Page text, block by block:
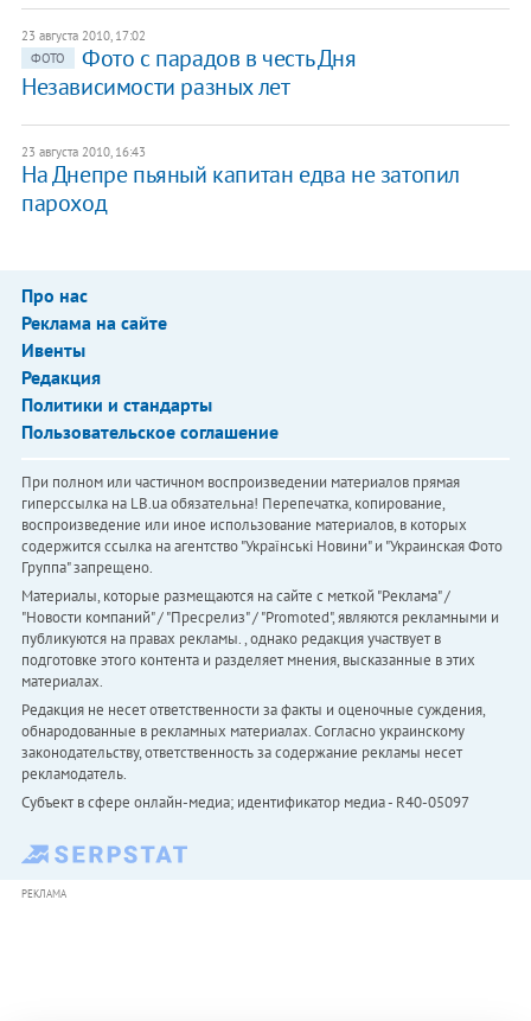
23 августа 2010, 17:02
ФОТО
Фото с парадов в честь Дня
Независимости разных лет
23 августа 2010, 16:43
На Днепре пьяный капитан едва не затопил
пароход
Про нас
Реклама на сайте
Ивенты
Редакция
Политики и стандарты
Пользовательское соглашение
При полном или частичном воспроизведении материалов прямая
гиперссылка на LB.ua обязательна! Перепечатка, копирование,
воспроизведение или иное использование материалов, в которых
содержится ссылка на агентство "Українськi Новини" и "Украинская Фото
Группа" запрещено.
Материалы, которые размещаются на сайте с меткой "Реклама" /
"Новости компаний" / "Пресрелиз" / "Promoted", являются рекламными и
публикуются на правах рекламы. , однако редакция участвует в
подготовке этого контента и разделяет мнения, высказанные в этих
материалах.
Редакция не несет ответственности за факты и оценочные суждения,
обнародованные в рекламных материалах. Согласно украинскому
законодательству, ответственность за содержание рекламы несет
рекламодатель.
Субъект в сфере онлайн-медиа; идентификатор медиа - R40-05097
РЕКЛАМА